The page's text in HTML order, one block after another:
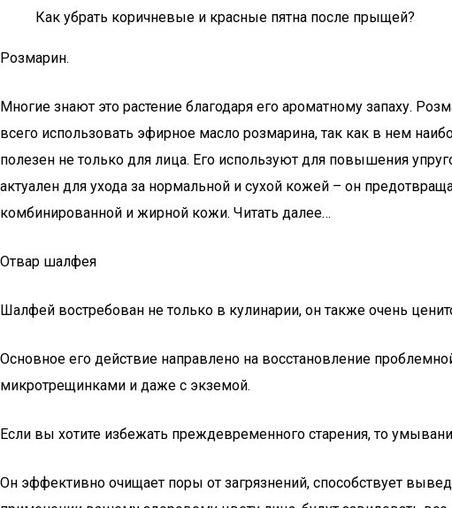
Как убрать коричневые и красные пятна после прыщей?
Розмарин.
Многие знают это растение благодаря его ароматному запаху.
всего использовать эфирное масло розмарина, так как в нем
полезен не только для лица. Его используют для повышения
актуален для ухода за нормальной и сухой кожей – он
комбинированной и жирной кожи. Читать далее…
Отвар шалфея
Шалфей востребован не только в кулинарии, он также очень
Основное его действие направлено на восстановление
микротрещинками и даже с экземой.
Если вы хотите избежать преждевременного старения, то
Он эффективно очищает поры от загрязнений, способствует